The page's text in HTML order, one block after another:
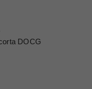
DOCG